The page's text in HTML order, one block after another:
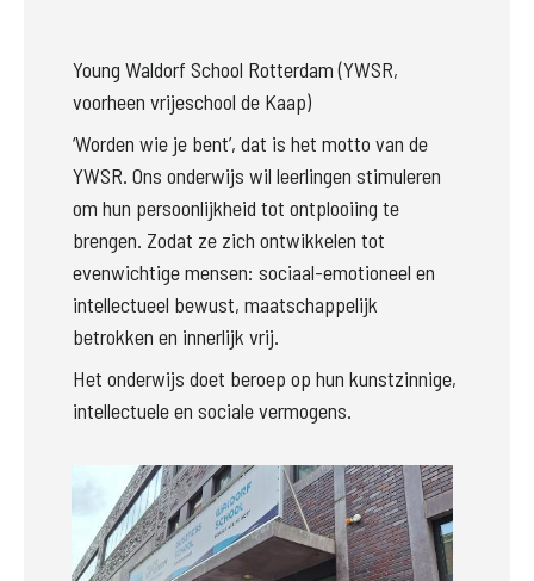
Young Waldorf School Rotterdam (YWSR,
voorheen vrijeschool de Kaap)
‘Worden wie je bent’, dat is het motto van de
YWSR. Ons onderwijs wil leerlingen stimuleren
om hun persoonlijkheid tot ontplooiing te
brengen. Zodat ze zich ontwikkelen tot
evenwichtige mensen: sociaal-emotioneel en
intellectueel bewust, maatschappelijk
betrokken en innerlijk vrij.
Het onderwijs doet beroep op hun kunstzinnige,
intellectuele en sociale vermogens.
Groter